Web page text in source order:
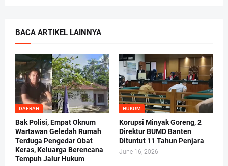
BACA ARTIKEL LAINNYA
DAERAH
Bak Polisi, Empat Oknum
Wartawan Geledah Rumah
Terduga Pengedar Obat
Keras, Keluarga Berencana
Tempuh Jalur Hukum
HUKUM
Korupsi Minyak Goreng, 2
Direktur BUMD Banten
Dituntut 11 Tahun Penjara
June 16, 2026